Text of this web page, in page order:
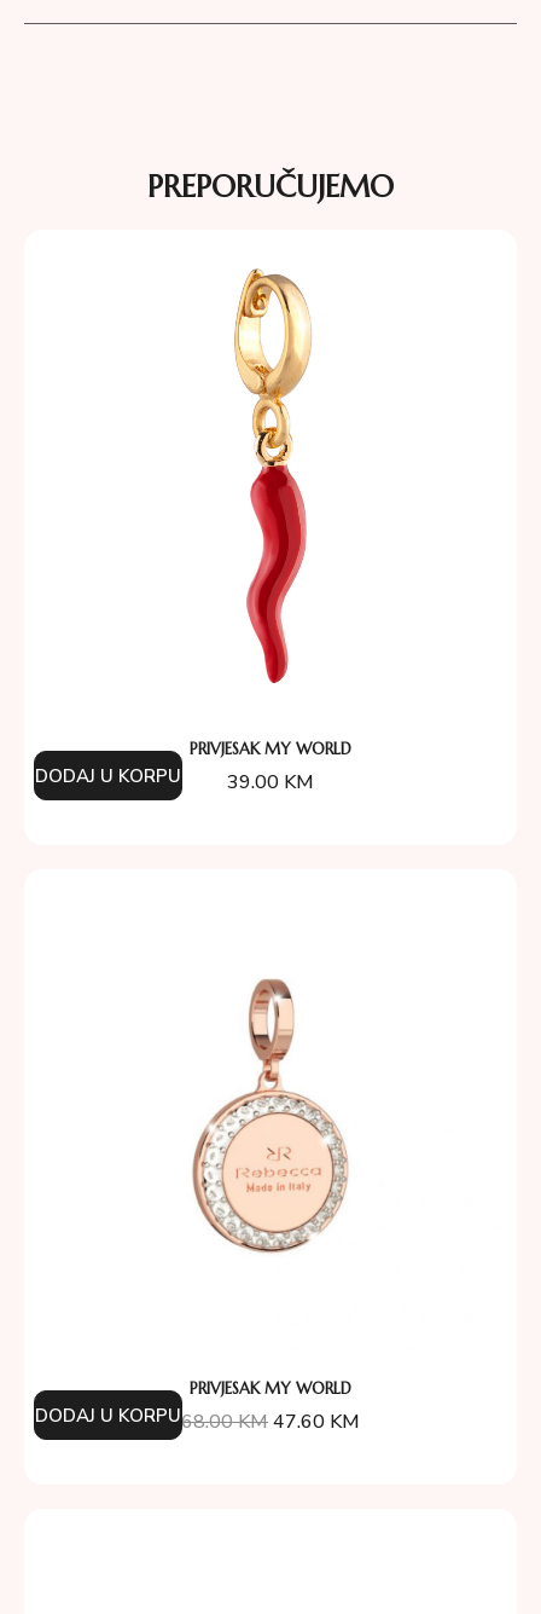
PREPORUČUJEMO
PRIVJESAK MY WORLD
39.00 KM
DODAJ U KORPU
PRIVJESAK MY WORLD
68.00KM47.60 KM
DODAJ U KORPU